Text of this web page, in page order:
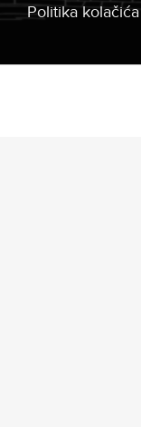
Politika kolačića